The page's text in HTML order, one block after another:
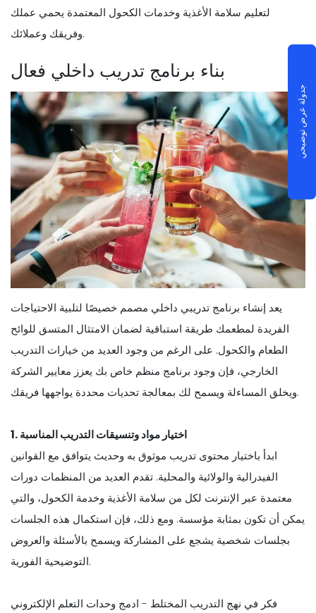
لتعليم سلامة الأغذية وخدمات الكحول المعتمدة يحمي عملك
وفريقك وعملائك.
بناء برنامج تدريب داخلي فعال
يعد إنشاء برنامج تدريبي داخلي مصمم خصيصًا لتلبية الاحتياجات
الفريدة لمطعمك طريقة استباقية لضمان الامتثال المتسق للوائح
الطعام والكحول. على الرغم من وجود العديد من خيارات التدريب
الخارجي، فإن وجود برنامج منظم خاص بك يعزز معايير الشركة
ويخلق المساءلة ويسمح لك بمعالجة تحديات محددة يواجهها فريقك.
1. اختيار مواد وتنسيقات التدريب المناسبة
ابدأ باختيار محتوى تدريب موثوق به وحديث يتوافق مع القوانين
الفيدرالية والولائية والمحلية. تقدم العديد من المنظمات دورات
معتمدة عبر الإنترنت لكل من سلامة الأغذية وخدمة الكحول، والتي
يمكن أن تكون بمثابة مؤسسة. ومع ذلك، فإن استكمال هذه الجلسات
بجلسات شخصية يشجع على المشاركة ويسمح بالأسئلة والعروض
التوضيحية الفورية.
فكر في نهج التدريب المختلط - ادمج وحدات التعلم الإلكتروني
جدولة عرض توضيحي